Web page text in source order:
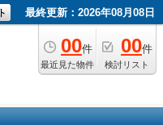
最終更新：2026年08月08日
00件
最近見た物件
00件
検討リスト